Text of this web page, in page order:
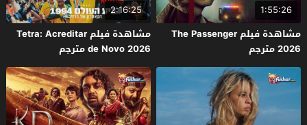
1:55:26
مشاهدة فيلم The Passenger
2026 مترجم
2:16:25
مشاهدة فيلم Tetra: Acreditar
de Novo 2026 مترجم